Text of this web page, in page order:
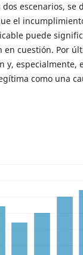
escenarios, se
el
puede
cuestión. Por
y, especialmente,
como una